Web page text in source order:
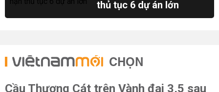
thủ tục 6 dự án lớn
CHỌN
Cầu Thượng Cát trên Vành đai 3,5 sau